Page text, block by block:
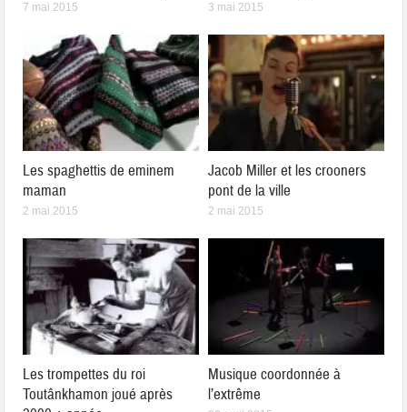
7 mai 2015 3 mai 2015
Les spaghettis de eminem
maman
2 mai 2015
Jacob Miller et les crooners
pont de la ville
2 mai 2015
Les trompettes du roi
Toutânkhamon joué après
Musique coordonnée à
l’extrême